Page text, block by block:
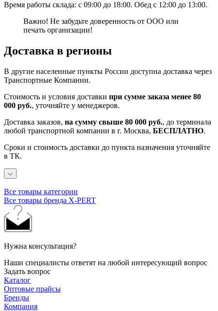
Время работы склада: с 09:00 до 18:00. Обед с 12:00 до 13:00.
Важно! Не забудьте доверенность от ООО или
печать организации!
Доставка в регионы
В другие населенные пункты России доступна доставка через
Транспортные Компании.
Стоимость и условия доставки при сумме заказа менее 80
000 руб., уточняйте у менеджеров.
Доставка заказов, на сумму свыше 80 000 руб., до терминала
любой транспортной компании в г. Москва, БЕСПЛАТНО.
Сроки и стоимость доставки до пункта назначения уточняйте
в ТК.
Все товары категории
Все товары бренда X-PERT
Нужна консультация?
Наши специалисты ответят на любой интересующий вопрос
Задать вопрос
Каталог
Оптовые прайсы
Бренды
Компания